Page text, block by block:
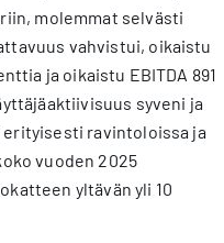
molemmat selvästi
vahvistui, oikaistu
ja oikaistu EBITDA 891
syveni ja
erityisesti ravintoloissa ja
vuoden 2025
yltävän yli 10